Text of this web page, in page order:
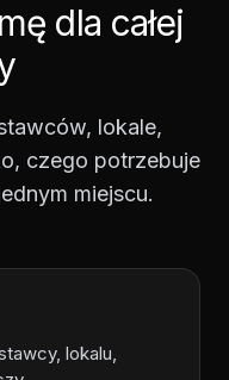
dla całej
lokale,
czego potrzebuje
miejscu.
lokalu,